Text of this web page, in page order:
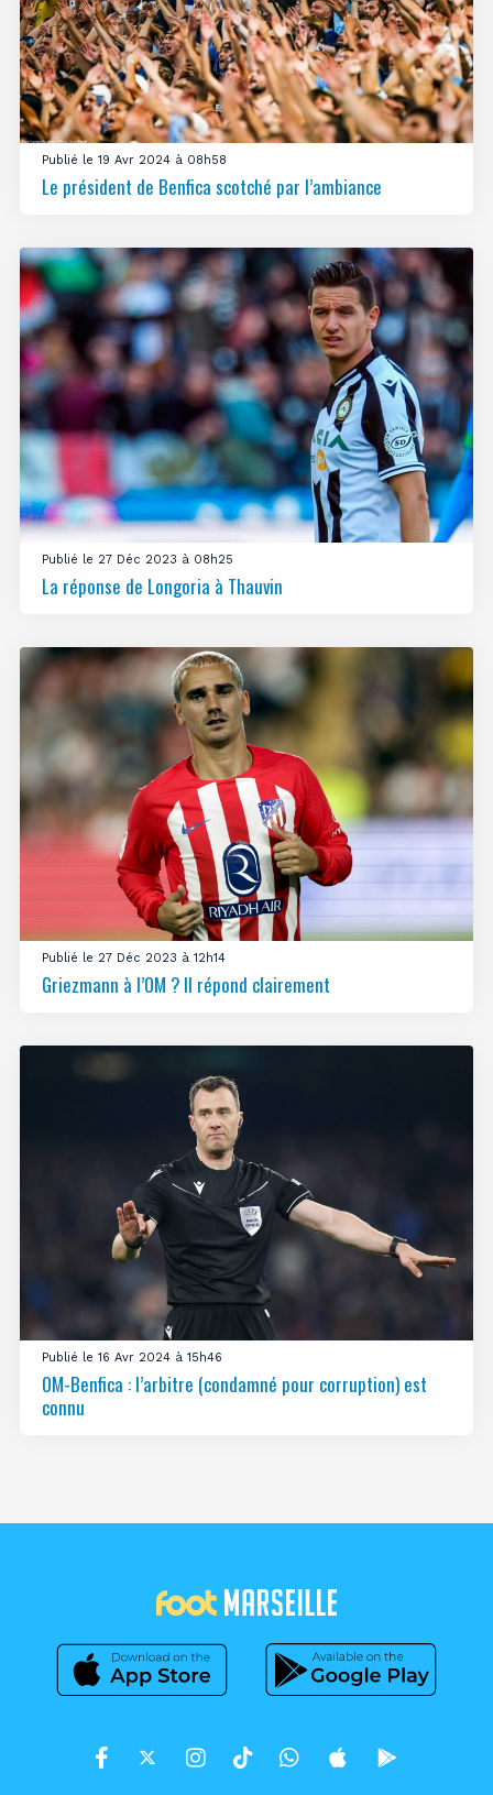
Publié le 19 Avr 2024 à 08h58
Le président de Benfica scotché par l’ambiance
Publié le 27 Déc 2023 à 08h25
La réponse de Longoria à Thauvin
Publié le 27 Déc 2023 à 12h14
Griezmann à l’OM ? Il répond clairement
Publié le 16 Avr 2024 à 15h46
OM-Benfica : l’arbitre (condamné pour corruption) est
connu